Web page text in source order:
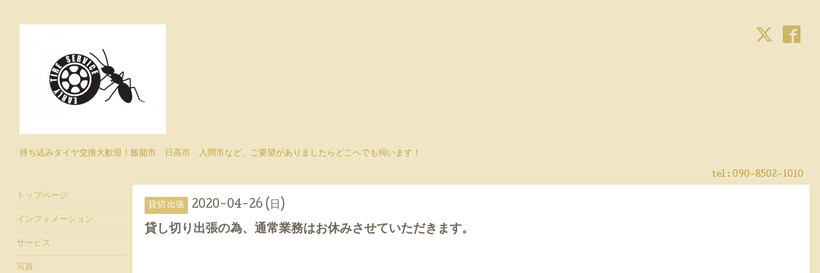
持ち込みタイヤ交換大歓迎！飯能市 日高市 入間市など、ご要望がありましたらどこへでも伺います！
tel : 090-8502-1010
貸切 出張 2020-04-26 (日)
貸し切り出張の為、通常業務はお休みさせていただきます。
トップページ
インフォメーション
サービス
写真